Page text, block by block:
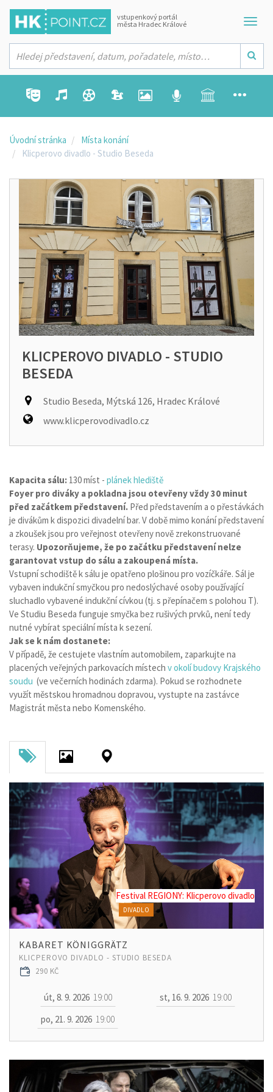
vstupenkový portál
města Hradec Králové
Úvodní stránka
Místa konání
Klicperovo divadlo - Studio Beseda
KLICPEROVO DIVADLO - STUDIO
BESEDA
Studio Beseda, Mýtská 126, Hradec Králové
www.klicperovodivadlo.cz
Kapacita sálu: 130 míst - plánek hlediště
Foyer pro diváky a pokladna jsou otevřeny vždy 30 minut
před začátkem představení. Před představením a o přestávkách
je divákům k dispozici divadelní bar. V době mimo konání představení
a zkoušek jsou pro veřejnost otevřeny nově zrekonstruované
terasy. Upozorňujeme, že po začátku představení nelze
garantovat vstup do sálu a zakoupená místa.
Vstupní schodiště k sálu je opatřeno plošinou pro vozíčkáře. Sál je
vybaven indukční smyčkou pro nedoslýchavé osoby používající
sluchadlo vybavené indukční cívkou (tj. s přepínačem s polohou T).
Ve Studiu Beseda funguje smyčka bez rušivých prvků, není tedy
nutné vybírat speciální místa k sezení.
Jak se k nám dostanete:
V případě, že cestujete vlastním automobilem, zaparkujte na
placených veřejných parkovacích místech v okolí budovy Krajského
soudu (ve večerních hodinách zdarma). Pokud se rozhodnete
využít městskou hromadnou dopravou, vystupte na zastávce
Magistrát města nebo Komenského.
Festival REGIONY: Klicperovo divadlo
DIVADLO
KABARET KÖNIGGRÄTZ
KLICPEROVO DIVADLO - STUDIO BESEDA
290 KČ
út, 8. 9. 2026 19:00 st, 16. 9. 2026 19:00
po, 21. 9. 2026 19:00